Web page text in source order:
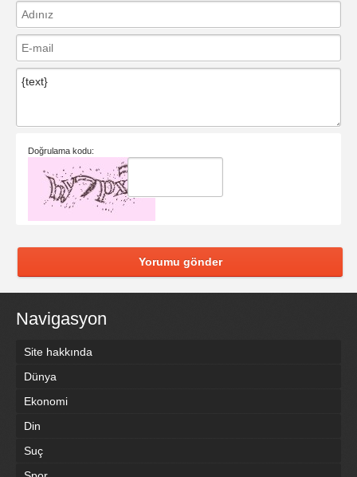
Doğrulama kodu:
Yorumu gönder
Navigasyon
Site hakkında
Dünya
Ekonomi
Din
Suç